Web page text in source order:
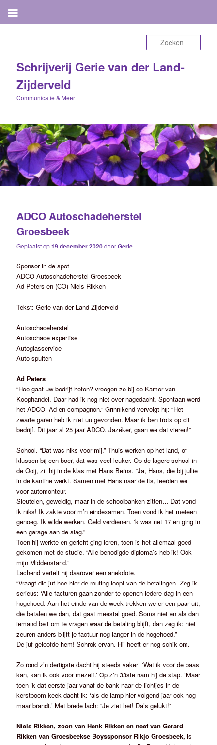
Schrijverij Gerie van der Land-
Zijderveld
Communicatie & Meer
ADCO Autoschadeherstel
Groesbeek
Geplaatst op19 december 2020doorGerie
Sponsor in de spot
ADCO Autoschadeherstel Groesbeek
Ad Peters en (CO) Niels Rikken
Tekst: Gerie van der Land-Zijderveld
Autoschadeherstel
Autoschade expertise
Autoglasservice
Auto spuiten
Ad Peters
“Hoe gaat uw bedrijf heten? vroegen ze bij de Kamer van
Koophandel. Daar had ik nog niet over nagedacht. Spontaan werd
het ADCO. Ad en compagnon.” Grinnikend vervolgt hij: “Het
zwarte garen heb ik niet uutgevonden. Maar ik ben trots op dit
bedrijf. Dit jaar al 25 jaar ADCO. Jazéker, gaan we dat vieren!”
School. “Dat was niks voor mij.” Thuis werken op het land, of
klussen bij een boer, dat was veel leuker. Op de lagere school in
de Ooij, zit hij in de klas met Hans Berns. “Ja, Hans, die bij jullie
in de kantine werkt. Samen met Hans naar de lts, leerden we
voor automonteur.
Sleutelen, geweldig, maar in de schoolbanken zitten… Dat vond
ik niks! Ik zakte voor m’n eindexamen. Toen vond ik het meteen
genoeg. Ik wilde werken. Geld verdienen. ‘k was net 17 en ging in
een garage aan de slag.”
Toen hij werkte en gericht ging leren, toen is het allemaal goed
gekomen met de studie. “Alle benodigde diploma’s heb ik! Ook
mijn Middenstand.”
Lachend vertelt hij daarover een anekdote.
“Vraagt die juf hoe hier de routing loopt van de betalingen. Zeg ik
serieus: ‘Alle facturen gaan zonder te openen iedere dag in een
hogehoed. Aan het einde van de week trekken we er een paar uit,
die betalen we dan, dat gaat meestal goed. Soms niet en als dan
iemand belt om te vragen waar de betaling blijft, dan zeg ik: niet
zeuren anders blijft je factuur nog langer in de hogehoed.”
De juf geloofde hem! Schrok ervan. Hij heeft er nog schik om.
Zo rond z’n dertigste dacht hij steeds vaker: ‘Wat ik voor de baas
kan, kan ik ook voor mezelf.’ Op z’n 33ste nam hij de stap. “Maar
toen ik dat eerste jaar vanaf de bank naar de lichtjes in de
kerstboom keek dacht ik: ‘als de lamp hier volgend jaar ook nog
maar brandt.’ Met brede lach: “Je ziet het! Da’s gelukt!”
Niels Rikken, zoon van Henk Rikken en neef van Gerard
Rikken van Groesbeekse Boyssponsor Rikjo Groesbeek, is